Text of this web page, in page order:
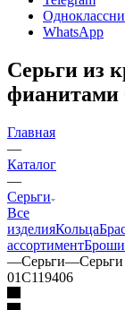
WhatsApp
Серьги из
фианитами
Главная
—
Каталог
—
Серьги
Все
изделияКольца
ассортиментБроши
—Серьги—
01С119406